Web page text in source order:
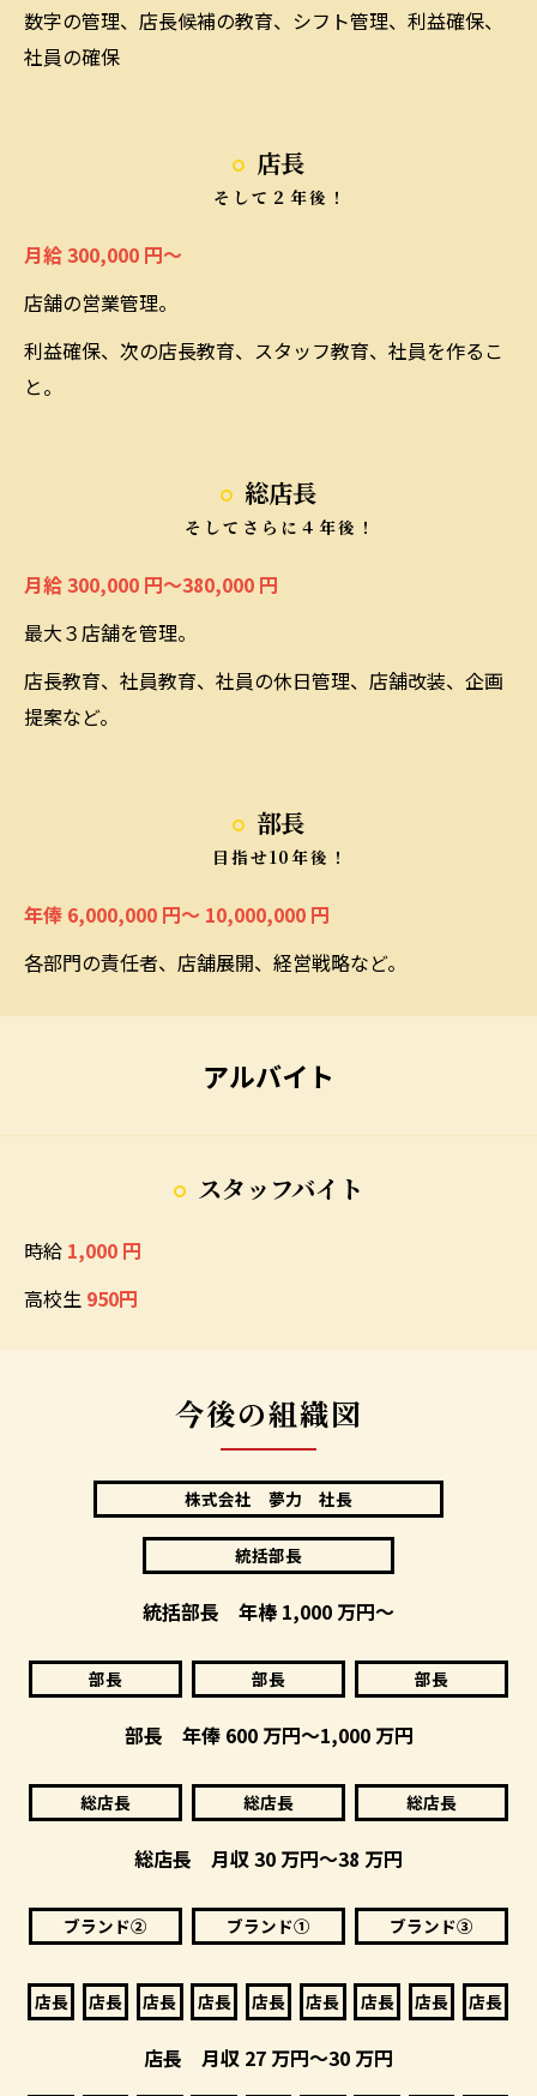
数字の管理、店長候補の教育、シフト管理、利益確保、
社員の確保
店長
そして２年後！
月給 300,000 円～
店舗の営業管理。
利益確保、次の店長教育、スタッフ教育、社員を作るこ
と。
総店長
そしてさらに４年後！
月給 300,000 円～380,000 円
最大３店舗を管理。
店長教育、社員教育、社員の休日管理、店舗改装、企画
提案など。
部長
目指せ10年後！
年俸 6,000,000 円～ 10,000,000 円
各部門の責任者、店舗展開、経営戦略など。
アルバイト
スタッフバイト
時給 1,000 円
高校生 950円
今後の組織図
株式会社 夢力 社長
統括部長
統括部長 年棒 1,000 万円～
部長 部長 部長
部長 年俸 600 万円～1,000 万円
総店長 総店長 総店長
総店長 月収 30 万円～38 万円
ブランド② ブランド➀ ブランド③
店長 店長 店長 店長 店長 店長 店長 店長 店長
店長 月収 27 万円～30 万円